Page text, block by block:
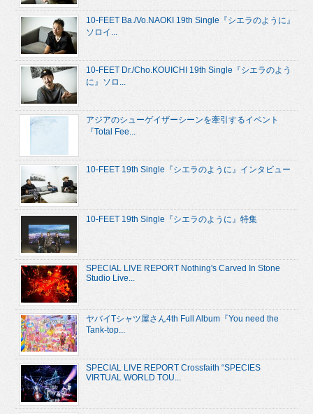
10-FEET Ba./Vo.NAOKI 19th Single『シエラのように』
ソロイ...
10-FEET Dr./Cho.KOUICHI 19th Single『シエラのよう
に』ソロ...
アジアのシューゲイザーシーンを牽引するイベント
『Total Fee...
10-FEET 19th Single『シエラのように』インタビュー
10-FEET 19th Single『シエラのように』特集
SPECIAL LIVE REPORT Nothing's Carved In Stone
Studio Live...
ヤバイTシャツ屋さん4th Full Album『You need the
Tank-top...
SPECIAL LIVE REPORT Crossfaith “SPECIES
VIRTUAL WORLD TOU...